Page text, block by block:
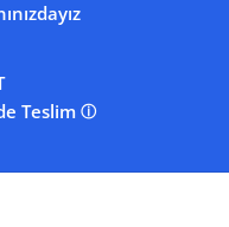
Teslim ⓘ